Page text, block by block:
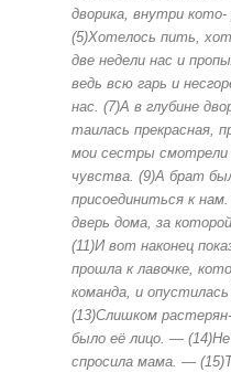
дворика, внутри
(5)Хотелось пить,
две недели нас и
ведь всю гарь и
нас. (7)А в глубине
таилась прекрасная,
мои сестры смотрели
чувства. (9)А брат
присоединиться к
дверь дома, за
(11)И вот наконец
прошла к лавочке,
команда, и
(13)Слишком
было её лицо. —
спросила мама. —